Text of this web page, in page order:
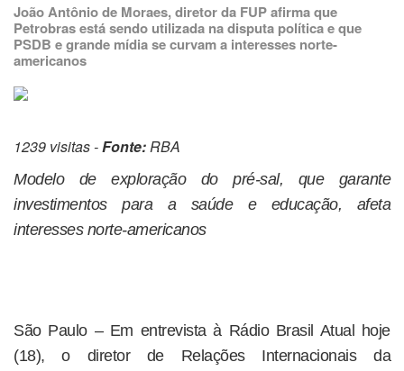
João Antônio de Moraes, diretor da FUP afirma que
Petrobras está sendo utilizada na disputa política e que
PSDB e grande mídia se curvam a interesses norte-
americanos
1239 visitas -Fonte:RBA
Modelo de exploração do pré-sal, que garante
investimentos para a saúde e educação, afeta
interesses norte-americanos
São Paulo – Em entrevista à Rádio Brasil Atual hoje
(18), o diretor de Relações Internacionais da